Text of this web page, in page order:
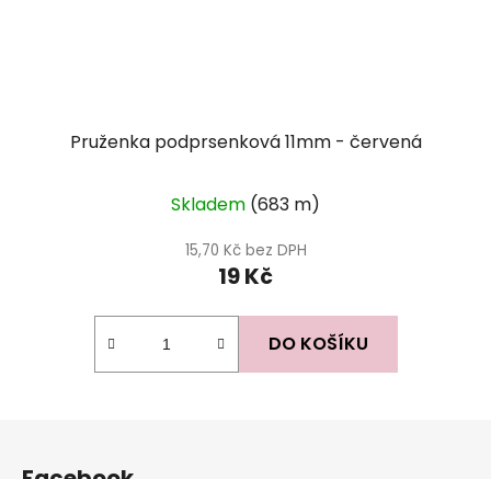
Pruženka podprsenková 11mm - červená
hodnocení
produktu
je
Skladem (683 m)
15,70 Kč bez DPH
19 Kč
DO KOŠÍKU